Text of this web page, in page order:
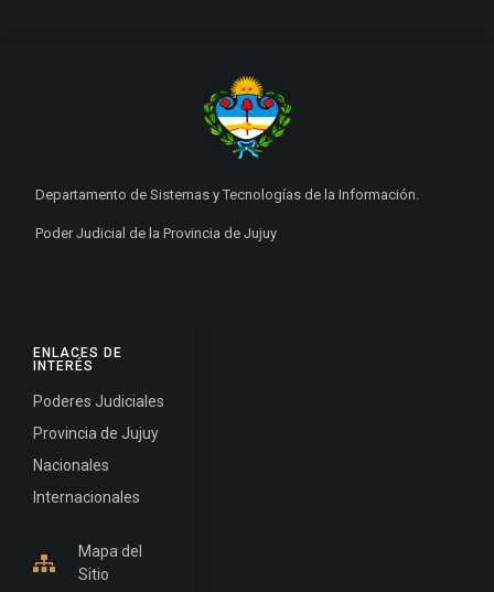
ENLACES DE
INTERÉS
Poderes Judiciales
Provincia de Jujuy
Nacionales
Internacionales
Mapa del
Sitio
Departamento de Sistemas y Tecnologías de la Información.
Poder Judicial de la Provincia de Jujuy